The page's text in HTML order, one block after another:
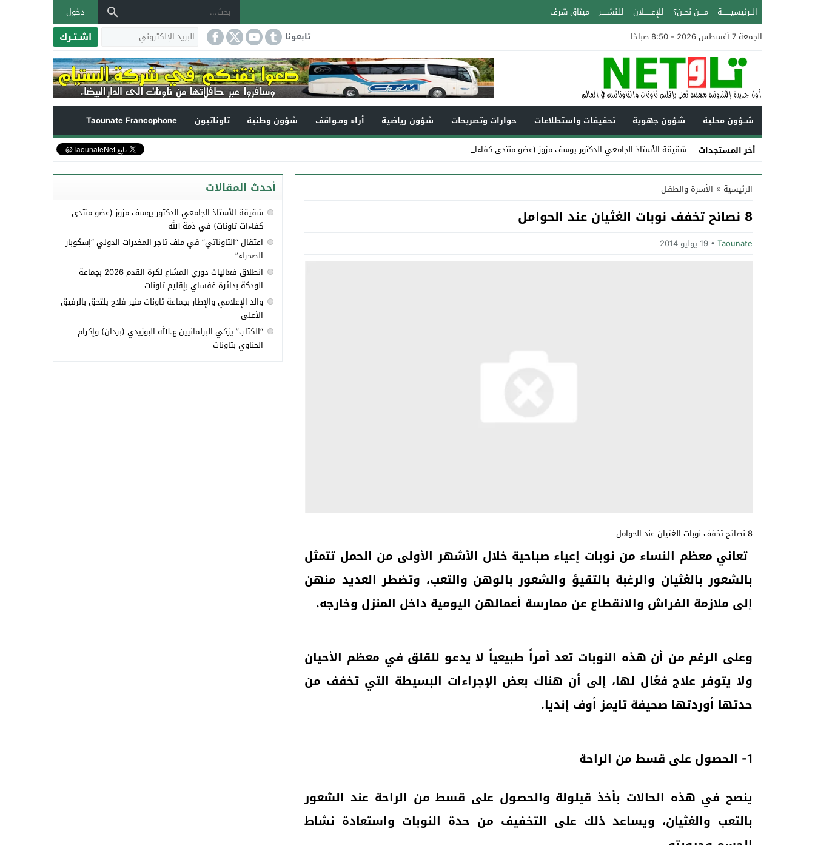
الــرئيسيـــــــة مــــن نحــن؟ للإعــــــلان للـنشـــــر ميثاق شرف
دخول
الجمعة 7 أغسطس 2026 - 8:50 صباحًا
تابعونا اشـتـرك
شــؤون محلية شؤون جهوية تحقيقات واستطلاعات حوارات وتصريحات شؤون رياضية أراء ومـواقف شؤون وطنية تاوناتيون
Taounate Francophone
أخر المستجدات
شقيقة الأستاذ الجامعي الدكتور يوسف مزوز (عضو منتدى كفاءات تاونات) _
Stop
Previous
Next
الرئيسية » الأسرة والطفـل
8 نصائح تخفف نوبات الغثيان عند الحوامل
Taounate 19 يوليو 2014
8 نصائح تخفف نوبات الغثيان عند الحوامل
تعاني معظم النساء من نوبات إعياء صباحية خلال الأشهر الأولى من الحمل تتمثل
بالشعور بالغثيان والرغبة بالتقيؤ والشعور بالوهن والتعب، وتضطر العديد منهن
إلى ملازمة الفراش والانقطاع عن ممارسة أعمالهن اليومية داخل المنزل وخارجه.
وعلى الرغم من أن هذه النوبات تعد أمراً طبيعياً لا يدعو للقلق في معظم الأحيان
ولا يتوفر علاج فعًال لها، إلى أن هناك بعض الإجراءات البسيطة التي تخفف من
حدتها أوردتها صحيفة تايمز أوف إنديا.
1- الحصول على قسط من الراحة
ينصح في هذه الحالات بأخذ قيلولة والحصول على قسط من الراحة عند الشعور
بالتعب والغثيان، ويساعد ذلك على التخفيف من حدة النوبات واستعادة نشاط
أحدث المقالات
شقيقة الأستاذ الجامعي الدكتور يوسف مزوز (عضو منتدى
كفاءات تاونات) في ذمة الله
اعتقال “التاوناتي” في ملف تاجر المخدرات الدولي “إسكوبار
الصحراء”
انطلاق فعاليات دوري المشاع لكرة القدم 2026 بجماعة
الودكة بدائرة غفساي بإقليم تاونات
والد الإعلامي والإطار بجماعة تاونات منير فلاح يلتحق بالرفيق
الأعلى
“الكتاب” يزكي البرلمانيين ع.الله البوزيدي (بردان) وإكرام
الحناوي بتاونات